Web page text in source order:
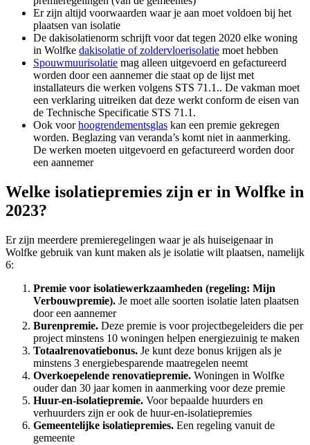
Er zijn altijd voorwaarden waar je aan moet voldoen bij het
plaatsen van isolatie
De dakisolatienorm schrijft voor dat tegen 2020 elke woning
in Wolfke dakisolatie of zoldervloerisolatie moet hebben
Spouwmuurisolatie mag alleen uitgevoerd en gefactureerd
worden door een aannemer die staat op de lijst met
installateurs die werken volgens STS 71.1.. De vakman moet
een verklaring uitreiken dat deze werkt conform de eisen van
de Technische Specificatie STS 71.1.
Ook voorhoogrendementsglas kan een premie gekregen
worden. Beglazing van veranda’s komt niet in aanmerking.
De werken moeten uitgevoerd en gefactureerd worden door
een aannemer
Welke isolatiepremies zijn er in Wolfke in
2023?
Er zijn meerdere premieregelingen waar je als huiseigenaar in
Wolfke gebruik van kunt maken als je isolatie wilt plaatsen, namelijk
6:
Premie voor isolatiewerkzaamheden (regeling: Mijn
Verbouwpremie). Je moet alle soorten isolatie laten plaatsen
door een aannemer
Burenpremie. Deze premie is voor projectbegeleiders die per
project minstens 10 woningen helpen energiezuinig te maken
Totaalrenovatiebonus. Je kunt deze bonus krijgen als je
minstens 3 energiebesparende maatregelen neemt
Overkoepelende renovatiepremie. Woningen in Wolfke
ouder dan 30 jaar komen in aanmerking voor deze premie
Huur-en-isolatiepremie. Voor bepaalde huurders en
verhuurders zijn er ook de huur-en-isolatiepremies
Gemeentelijke isolatiepremies. Een regeling vanuit de
gemeente